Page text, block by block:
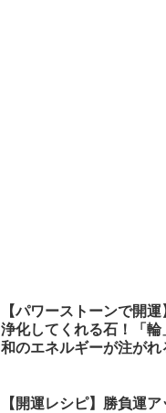
【パワーストーンで開
浄化してくれる石！「輪
和のエネルギーが注がれ
【開運レシピ】勝負運